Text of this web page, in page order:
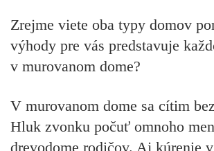
Zrejme viete oba typy domov
výhody pre vás predstavuje
v murovanom dome?
V murovanom dome sa cítim
Hluk zvonku počuť omnoho
drevodome rodičov. Aj kúrenie